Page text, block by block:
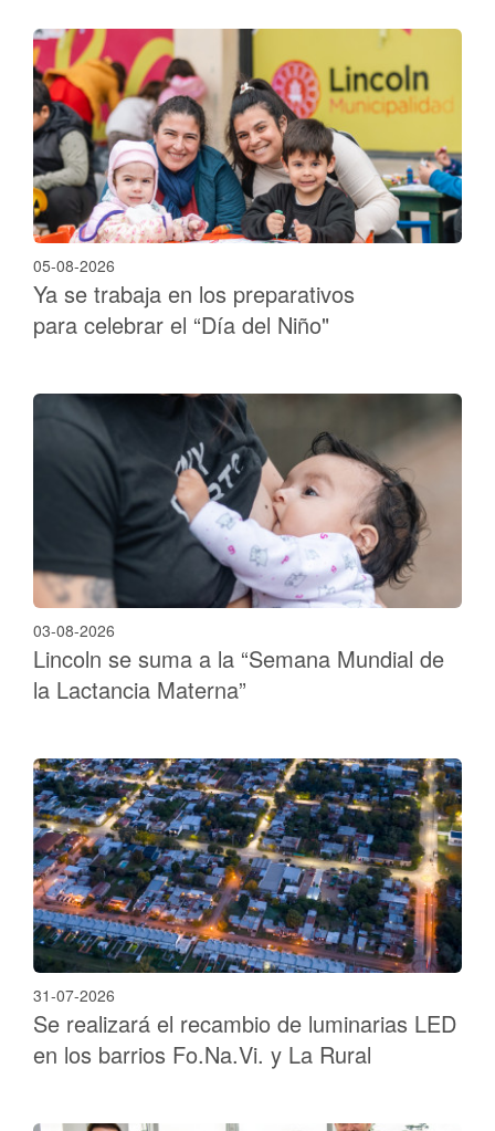
05-08-2026
Ya se trabaja en los preparativos
para celebrar el “Día del Niño"
03-08-2026
Lincoln se suma a la “Semana Mundial de
la Lactancia Materna”
31-07-2026
Se realizará el recambio de luminarias LED
en los barrios Fo.Na.Vi. y La Rural